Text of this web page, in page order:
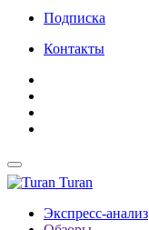
Подписка
Контакты
Turan
Экспресс-анализ